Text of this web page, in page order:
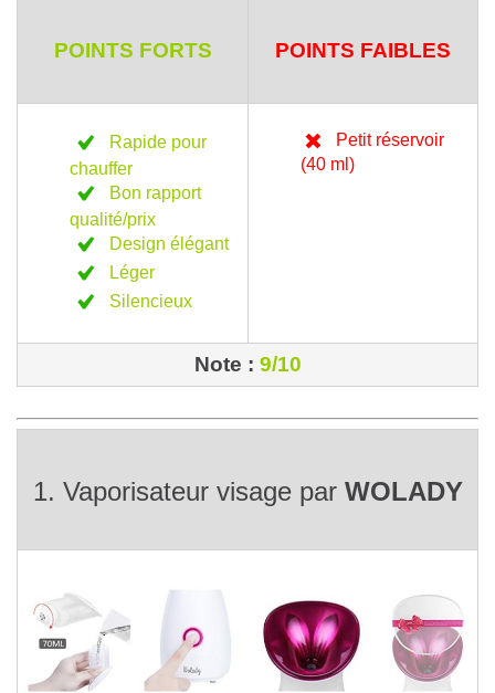
POINTS FORTS POINTS FAIBLES
Rapide pour
chauffer
Bon rapport
qualité/prix
Design élégant
Léger
Silencieux
Petit réservoir
(40 ml)
Note : 9/10
1. Vaporisateur visage par WOLADY